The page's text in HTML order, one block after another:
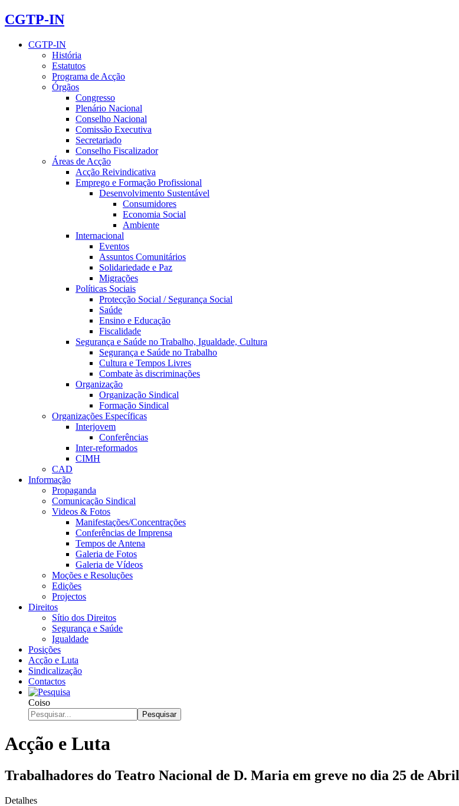
CGTP-IN
CGTP-IN
História
Estatutos
Programa de Acção
Órgãos
Congresso
Plenário Nacional
Conselho Nacional
Comissão Executiva
Secretariado
Conselho Fiscalizador
Áreas de Acção
Acção Reivindicativa
Emprego e Formação Profissional
Desenvolvimento Sustentável
Consumidores
Economia Social
Ambiente
Internacional
Eventos
Assuntos Comunitários
Solidariedade e Paz
Migrações
Políticas Sociais
Protecção Social / Segurança Social
Saúde
Ensino e Educação
Fiscalidade
Segurança e Saúde no Trabalho, Igualdade, Cultura
Segurança e Saúde no Trabalho
Cultura e Tempos Livres
Combate às discriminações
Organização
Organização Sindical
Formação Sindical
Organizações Específicas
Interjovem
Conferências
Inter-reformados
CIMH
CAD
Informação
Propaganda
Comunicação Sindical
Videos & Fotos
Manifestações/Concentrações
Conferências de Imprensa
Tempos de Antena
Galeria de Fotos
Galeria de Vídeos
Moções e Resoluções
Edições
Projectos
Direitos
Sítio dos Direitos
Segurança e Saúde
Igualdade
Posições
Acção e Luta
Sindicalização
Contactos
Coiso
Pesquisar
Acção e Luta
Trabalhadores do Teatro Nacional de D. Maria em greve no dia 25 de Abril
Detalhes